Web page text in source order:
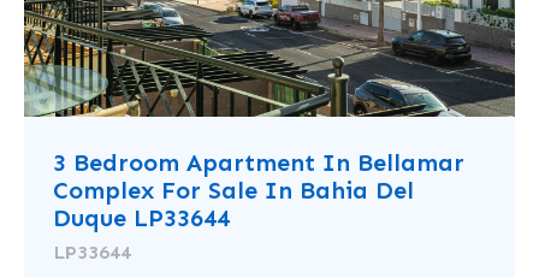
3 Bedroom Apartment In Bellamar
Complex For Sale In Bahia Del
Duque LP33644
LP33644